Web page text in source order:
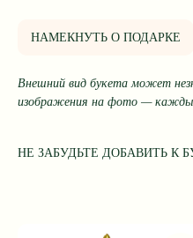
НАМЕКНУТЬ О ПОДАРКЕ
Внешний вид букета может
изображения на фото — каждый
НЕ ЗАБУДЬТЕ ДОБАВИТЬ К